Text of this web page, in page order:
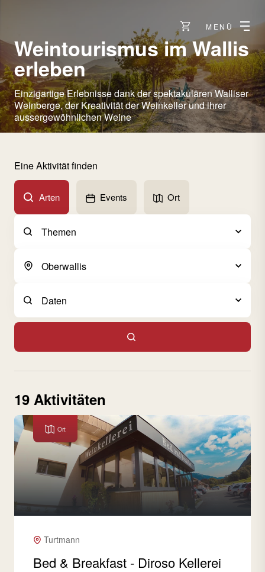
MENÜ
Weintourismus im Wallis
erleben
Einzigartige Erlebnisse dank der spektakulären Walliser
Weinberge, der Kreativität der Weinkeller und ihrer
aussergewöhnlichen Weine
Eine Aktivität finden
Arten Events Ort
19 Aktivitäten
Ort
Turtmann
Bed & Breakfast - Diroso Kellerei